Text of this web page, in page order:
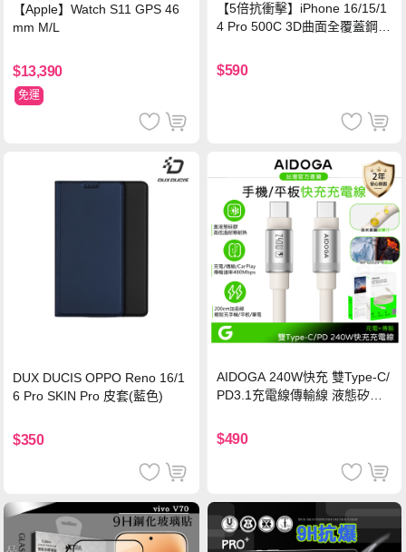
【Apple】Watch S11 GPS 46
mm M/L
$13,390
免運
【5倍抗衝擊】iPhone 16/15/1
4 Pro 500C 3D曲面全覆蓋鋼化
保護貼
$590
DUX DUCIS OPPO Reno 16/1
6 Pro SKIN Pro 皮套(藍色)
$350
AIDOGA 240W快充 雙Type-C/
PD3.1充電線傳輸線 液態矽膠
機/平板/筆電
$490